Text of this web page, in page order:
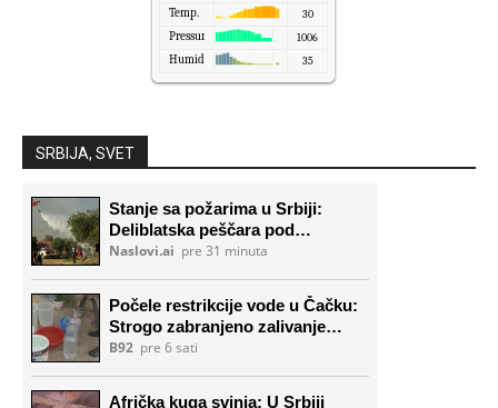
Temp. 30
Pressure 1006
Humidity 35
SRBIJA, SVET